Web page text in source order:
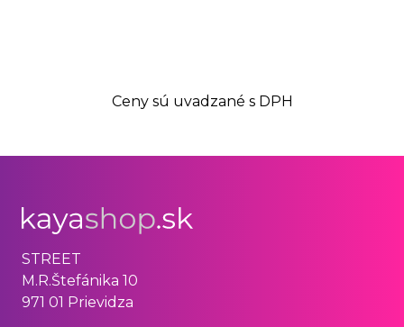
Ceny sú uvadzané s DPH
STREET
M.R.Štefánika 10
971 01 Prievidza